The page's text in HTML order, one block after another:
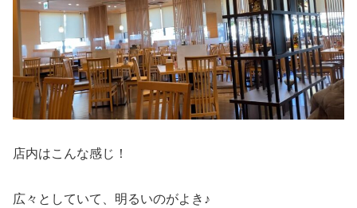
店内はこんな感じ！
広々としていて、明るいのがよき♪